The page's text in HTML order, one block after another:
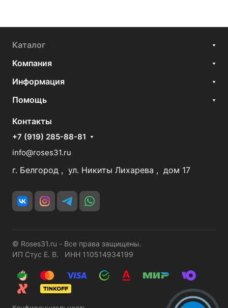
Каталог
Компания
Информация
Помощь
Контакты
+7 (919) 285-88-81
info@roses31.ru
г. Белгород , ул. Никиты Лихарева , дом 17
© Roses31.ru - Все права защищены.
ИП Стус Е. В. ИНН 110514934199